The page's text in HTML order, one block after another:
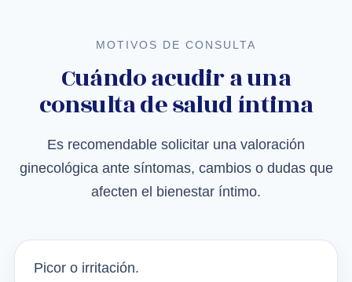
MOTIVOS DE CONSULTA
Cuándo acudir a una
consulta de salud íntima
Es recomendable solicitar una valoración
ginecológica ante síntomas, cambios o dudas que
afecten el bienestar íntimo.
Picor o irritación.